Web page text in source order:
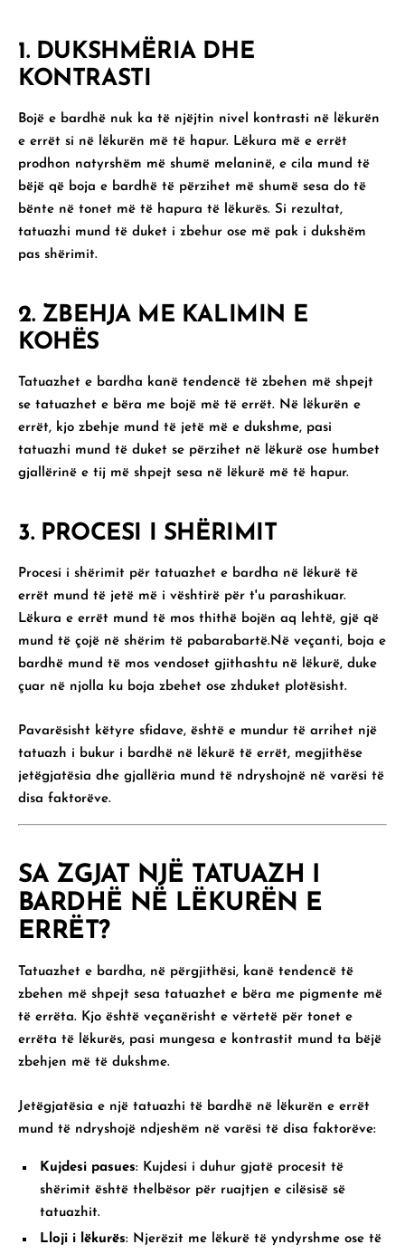
1. DUKSHMËRIA DHE
KONTRASTI
Bojë e bardhë nuk ka të njëjtin nivel kontrasti në lëkurën
e errët si në lëkurën më të hapur. Lëkura më e errët
prodhon natyrshëm më shumë melaninë, e cila mund të
bëjë që boja e bardhë të përzihet më shumë sesa do të
bënte në tonet më të hapura të lëkurës. Si rezultat,
tatuazhi mund të duket i zbehur ose më pak i dukshëm
pas shërimit.
2. ZBEHJA ME KALIMIN E
KOHËS
Tatuazhet e bardha kanë tendencë të zbehen më shpejt
se tatuazhet e bëra me bojë më të errët. Në lëkurën e
errët, kjo zbehje mund të jetë më e dukshme, pasi
tatuazhi mund të duket se përzihet në lëkurë ose humbet
gjallërinë e tij më shpejt sesa në lëkurë më të hapur.
3. PROCESI I SHËRIMIT
Procesi i shërimit për tatuazhet e bardha në lëkurë të
errët mund të jetë më i vështirë për t'u parashikuar.
Lëkura e errët mund të mos thithë bojën aq lehtë, gjë që
mund të çojë në shërim të pabarabartë.Në veçanti, boja e
bardhë mund të mos vendoset gjithashtu në lëkurë, duke
çuar në njolla ku boja zbehet ose zhduket plotësisht.
Pavarësisht këtyre sfidave, është e mundur të arrihet një
tatuazh i bukur i bardhë në lëkurë të errët, megjithëse
jetëgjatësia dhe gjallëria mund të ndryshojnë në varësi të
disa faktorëve.
SA ZGJAT NJË TATUAZH I
BARDHË NË LËKURËN E
ERRËT?
Tatuazhet e bardha, në përgjithësi, kanë tendencë të
zbehen më shpejt sesa tatuazhet e bëra me pigmente më
të errëta. Kjo është veçanërisht e vërtetë për tonet e
errëta të lëkurës, pasi mungesa e kontrastit mund ta bëjë
zbehjen më të dukshme.
Jetëgjatësia e një tatuazhi të bardhë në lëkurën e errët
mund të ndryshojë ndjeshëm në varësi të disa faktorëve:
Kujdesi pasues: Kujdesi i duhur gjatë procesit të
shërimit është thelbësor për ruajtjen e cilësisë së
tatuazhit.
Lloji i lëkurës: Njerëzit me lëkurë të yndyrshme ose të